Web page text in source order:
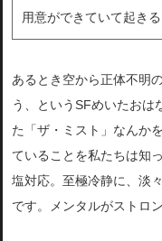
用意ができていて起き
あるとき空から正体不明
う、というSFめいたおは
た「ザ・ミスト」なんか
ていることを私たちは知
塩対応。至極冷静に、淡
です。メンタルがストロン